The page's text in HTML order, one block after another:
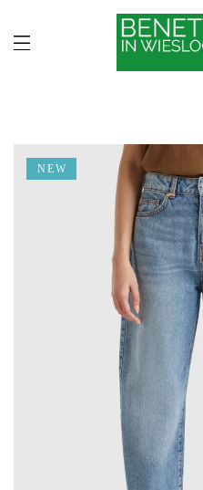
NEW